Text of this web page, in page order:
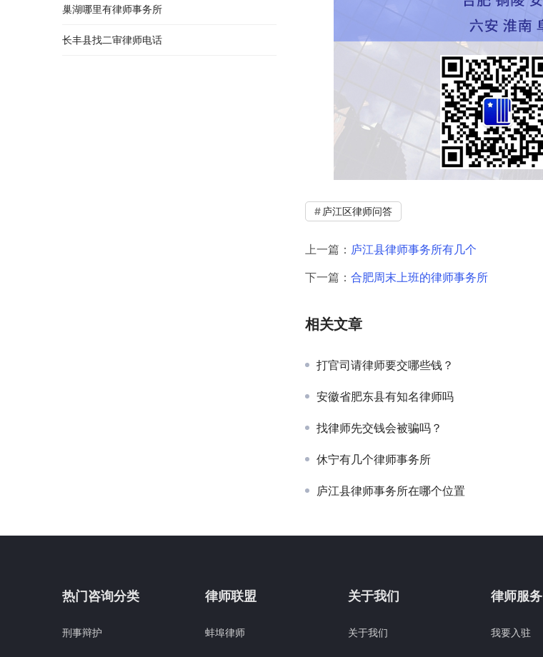
庐江区律师问答
上一篇： 庐江县律师事务所有几个
下一篇： 合肥周末上班的律师事务所
相关文章
打官司请律师要交哪些钱？
安徽省肥东县有知名律师吗
找律师先交钱会被骗吗？
休宁有几个律师事务所
庐江县律师事务所在哪个位置
巢湖哪里有律师事务所
长丰县找二审律师电话
热门咨询分类
刑事辩护
律师联盟
蚌埠律师
关于我们
关于我们
律师服务
我要入驻